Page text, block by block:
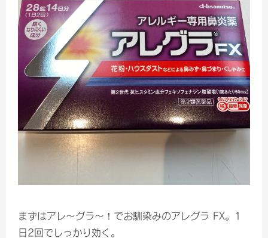
まずはアレ〜グラ〜！でお馴染みのアレグラ FX。1
日2回でしっかり効く。